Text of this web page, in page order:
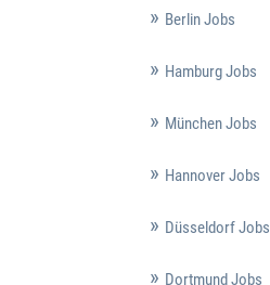
Berlin Jobs
Hamburg Jobs
München Jobs
Hannover Jobs
Düsseldorf Jobs
Dortmund Jobs